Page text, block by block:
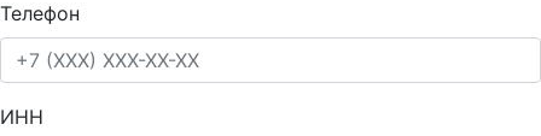
Телефон
ИНН